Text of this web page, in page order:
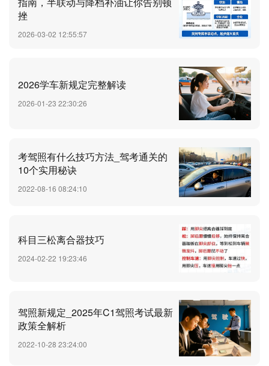
挫
2026-03-02 12:55:57
2026学车新规定完整解读
2026-01-23 22:30:26
考驾照有什么技巧方法_驾考通关的
10个实用秘诀
2022-08-16 08:24:10
科目三松离合器技巧
2024-02-22 19:23:46
驾照新规定_2025年C1驾照考试最新
政策全解析
2022-10-28 23:24:00